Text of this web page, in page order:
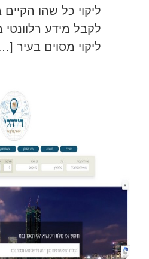
ליקוי כל שהו
לקבל מידע
ליקוי מסוים בעיר